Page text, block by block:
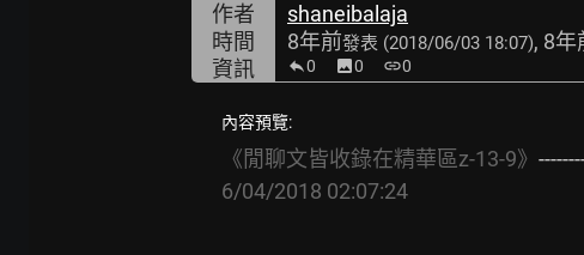
作者
shaneibalaja
時間
8年前發表 (2018/06/03 18:07), 8年
資訊 0 image0 link0
內容預覽:
《閒聊文皆收錄在精華區z-13-9》
6/04/2018 02:07:24